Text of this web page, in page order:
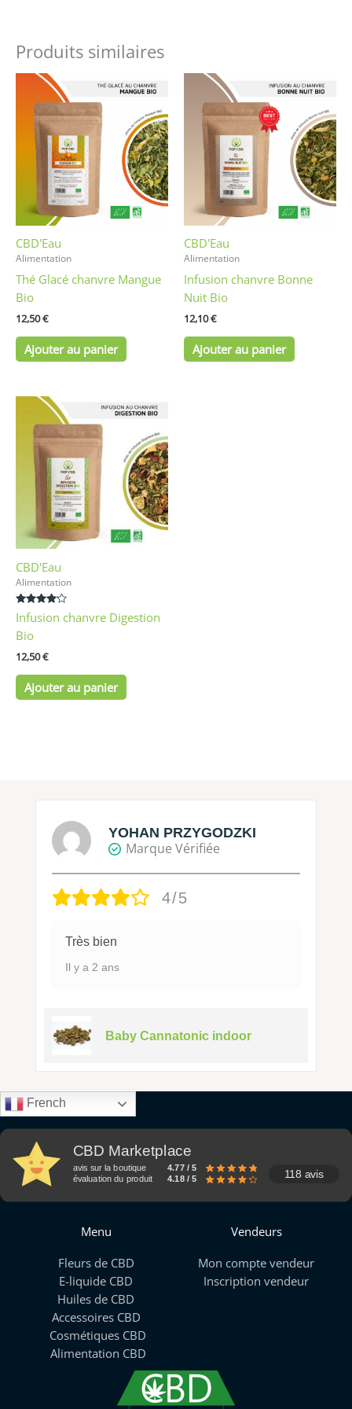
Produits similaires
CBD'Eau
Alimentation
Thé Glacé chanvre Mangue
Bio
12,50€
Ajouter au panier
CBD'Eau
Alimentation
Infusion chanvre Bonne
Nuit Bio
12,10€
Ajouter au panier
CBD'Eau
Alimentation
Note
4.00
sur 5
Infusion chanvre Digestion
Bio
12,50€
Ajouter au panier
YOHAN PRZYGODZKI
Marque Vérifiée
4/5
Très bien
Il y a 2 ans
Baby Cannatonic indoor
French
CBD Marketplace
avis sur la boutique
4.77 / 5
évaluation du produit
4.18 / 5 118 avis
Menu
Fleurs de CBD
E-liquide CBD
Huiles de CBD
Accessoires CBD
Cosmétiques CBD
Alimentation CBD
Vendeurs
Mon compte vendeur
Inscription vendeur